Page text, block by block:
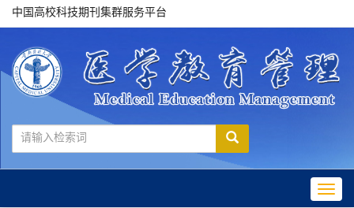
中国高校科技期刊集群服务平台